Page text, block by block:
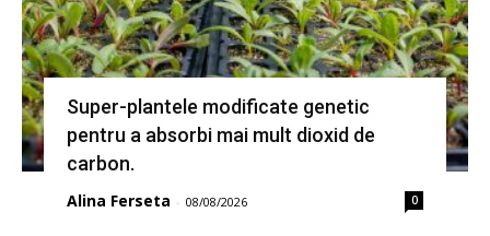
Super-plantele modificate genetic
pentru a absorbi mai mult dioxid de
carbon.
Alina Ferseta - 08/08/2026 0